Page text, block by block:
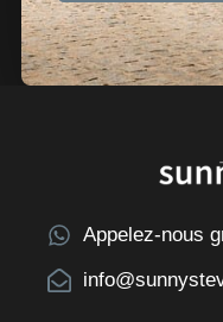
Appelez-nous